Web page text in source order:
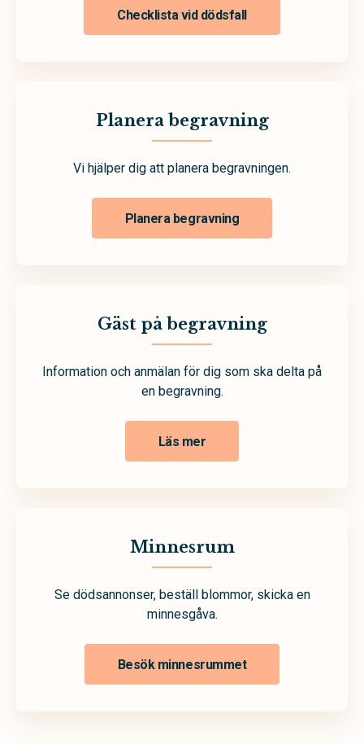
Checklista vid dödsfall
Planera begravning
Vi hjälper dig att planera begravningen.
Planera begravning
Gäst på begravning
Information och anmälan för dig som ska delta på
en begravning.
Läs mer
Minnesrum
Se dödsannonser, beställ blommor, skicka en
minnesgåva.
Besök minnesrummet